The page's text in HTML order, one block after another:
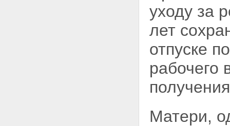
уходу за
лет
отпуске
рабочего
Матери,